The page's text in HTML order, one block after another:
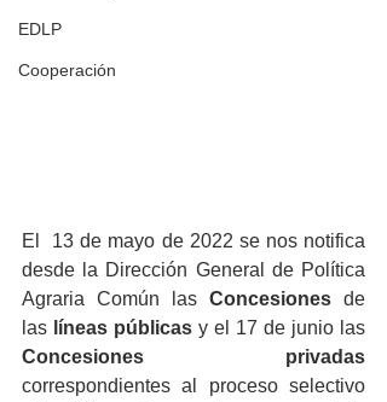
EDLP
Cooperación
El  13 de mayo de 2022 se nos notifica
desde la Dirección General de Política
Agraria Común las Concesiones de
las líneas públicas y el 17 de junio las
correspondientes al proceso selectivo